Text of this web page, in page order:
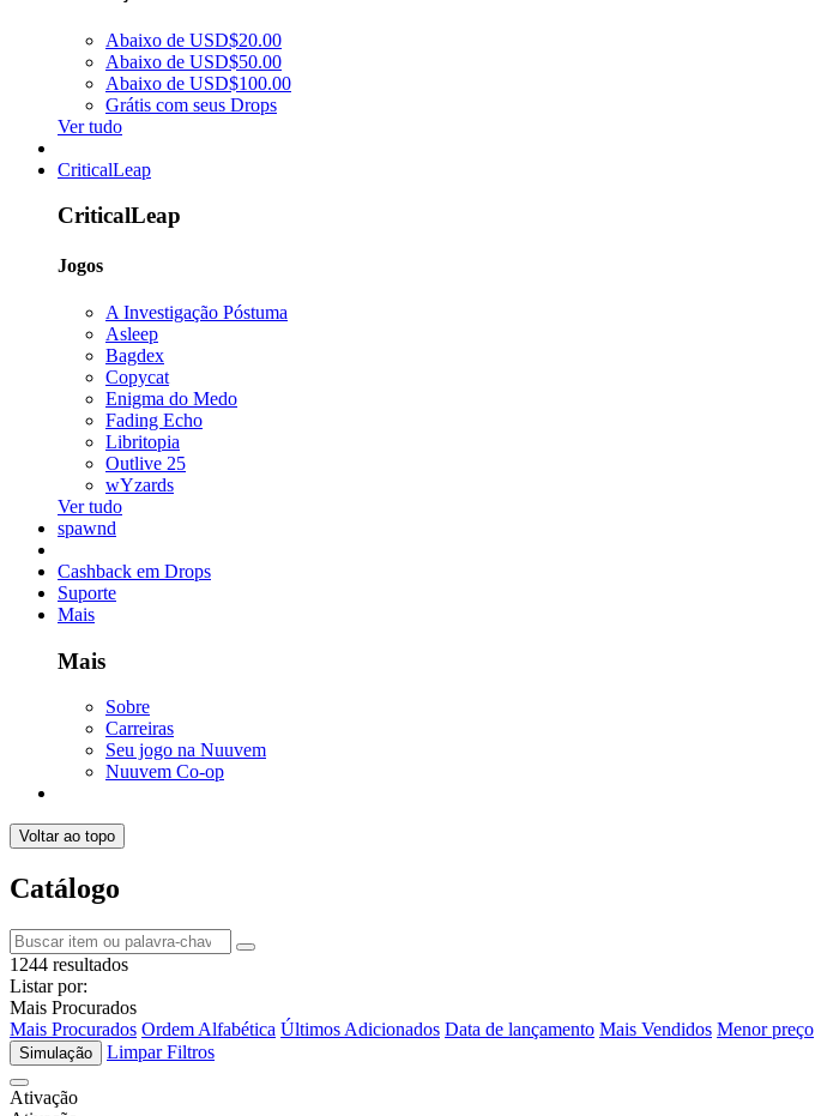
Abaixo de USD$20.00
Abaixo de USD$50.00
Abaixo de USD$100.00
Grátis com seus Drops
Ver tudo
CriticalLeap
CriticalLeap
Jogos
A Investigação Póstuma
Asleep
Bagdex
Copycat
Enigma do Medo
Fading Echo
Libritopia
Outlive 25
wYzards
Ver tudo
spawnd
Cashback em Drops
Suporte
Mais
Mais
Sobre
Carreiras
Seu jogo na Nuuvem
Nuuvem Co-op
Voltar ao topo
Catálogo
1244 resultados
Listar por:
Mais Procurados
Mais Procurados Ordem Alfabética Últimos Adicionados Data de lançamento Mais Vendidos Menor preço
Simulação Limpar Filtros
Ativação